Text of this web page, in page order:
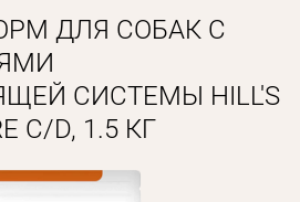
КОТЫ
ОТ ЖАРЫ
НОВИНКИ
АКЦИИ
ДЛЯ СОБАК С
СИСТЕМЫ HILL'S
C/D, 1.5 КГ